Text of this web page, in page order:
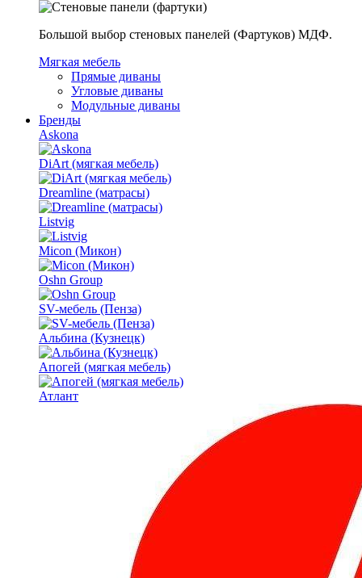
Большой выбор стеновых панелей (Фартуков) МДФ.
Мягкая мебель
Прямые диваны
Угловые диваны
Модульные диваны
Бренды
Askona
DiArt (мягкая мебель)
Dreamline (матрасы)
Listvig
Micon (Микон)
Oshn Group
SV-мебель (Пенза)
Альбина (Кузнецк)
Апогей (мягкая мебель)
Атлант